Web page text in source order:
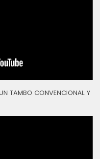
TAMBO CONVENCIONAL Y